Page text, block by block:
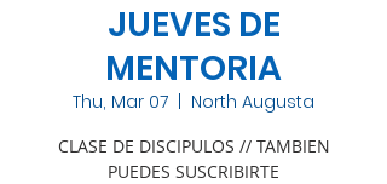
JUEVES DE
MENTORIA
Thu, Mar 07 North Augusta
CLASE DE DISCIPULOS // TAMBIEN
PUEDES SUSCRIBIRTE